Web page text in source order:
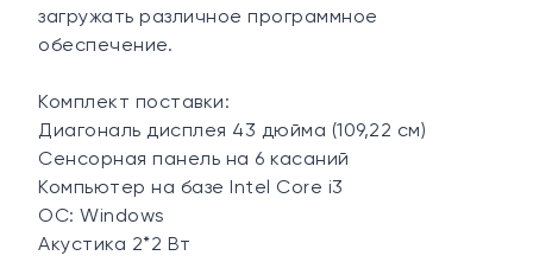
загружать различное программное
обеспечение.
Комплект поставки:
Диагональ дисплея 43 дюйма (109,22 см)
Сенсорная панель на 6 касаний
Компьютер на базе Intel Core i3
ОС: Windows
Акустика 2*2 Вт